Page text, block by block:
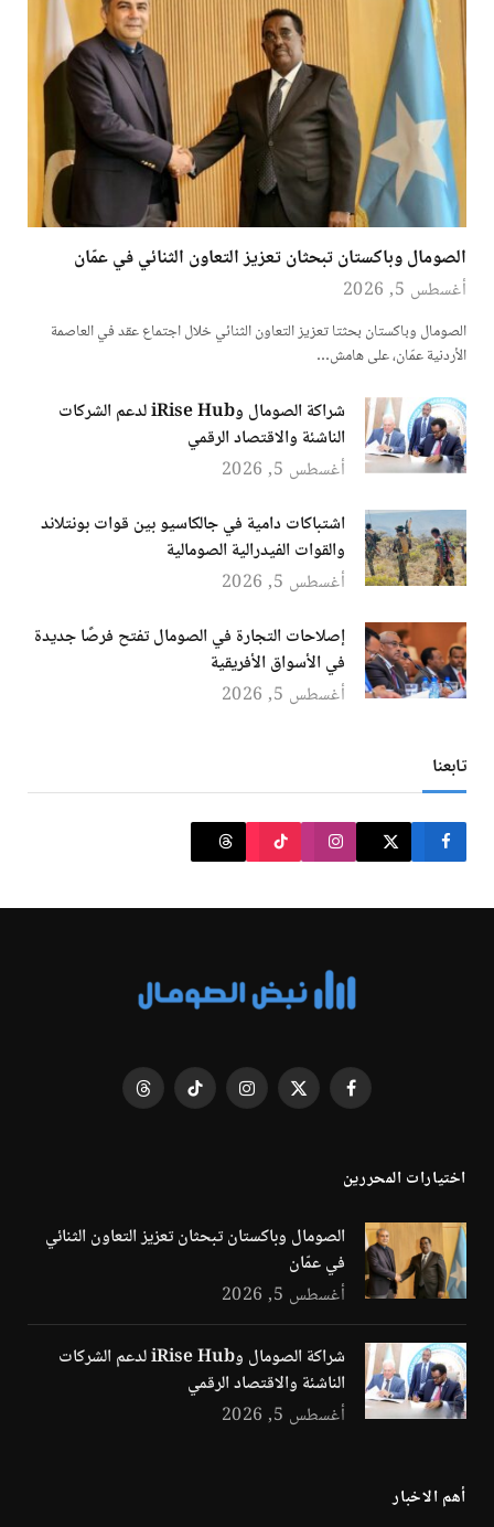
الصومال وباكستان تبحثان تعزيز التعاون الثنائي في عمّان
أغسطس 5, 2026
الصومال وباكستان بحثتا تعزيز التعاون الثنائي خلال اجتماع عقد في العاصمة
الأردنية عمّان، على هامش…
شراكة الصومال وiRise Hub لدعم الشركات
الناشئة والاقتصاد الرقمي
أغسطس 5, 2026
اشتباكات دامية في جالكاسيو بين قوات بونتلاند
والقوات الفيدرالية الصومالية
أغسطس 5, 2026
إصلاحات التجارة في الصومال تفتح فرصًا جديدة
في الأسواق الأفريقية
أغسطس 5, 2026
تابعنا
فيسبوك X
الانستغرامتيكتوك Threads
اختيارات المحررين
الصومال وباكستان تبحثان تعزيز التعاون الثنائي
في عمّان
أغسطس 5, 2026
شراكة الصومال وiRise Hub لدعم الشركات
الناشئة والاقتصاد الرقمي
أغسطس 5, 2026
أهم الاخبار